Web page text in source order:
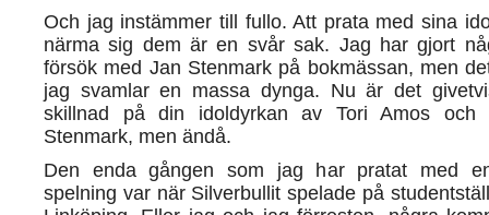
Och jag instämmer till fullo. Att prata med sina
närma sig dem är en svår sak. Jag har gjort
försök med Jan Stenmark på bokmässan, men
jag svamlar en massa dynga. Nu är det
skillnad på din idoldyrkan av Tori Amos
Stenmark, men ändå.
Den enda gången som jag har pratat med
spelning var när Silverbullit spelade på